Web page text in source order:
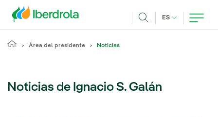
ES IDIOMA
Área del presidente Noticias
Noticias de Ignacio S. Galán